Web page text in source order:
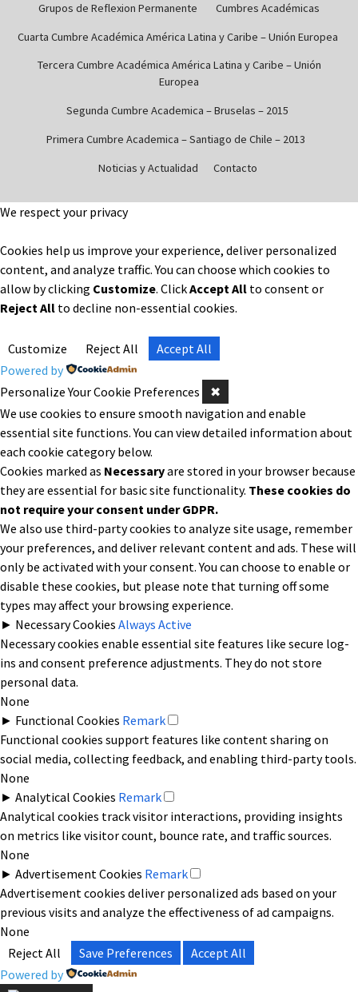
Grupos de Reflexion Permanente
Cumbres Académicas
Cuarta Cumbre Académica América Latina y Caribe – Unión Europea
Tercera Cumbre Académica América Latina y Caribe – Unión
Europea
Segunda Cumbre Academica – Bruselas – 2015
Primera Cumbre Academica – Santiago de Chile – 2013
Noticias y Actualidad
Contacto
We respect your privacy
Cookies help us improve your experience, deliver personalized
content, and analyze traffic. You can choose which cookies to
allow by clicking Customize. ClickAccept All to consent or
Reject All to decline non-essential cookies.
Customize Reject All
Accept All
Powered by
Personalize Your Cookie Preferences
✖
We use cookies to ensure smooth navigation and enable
essential site functions. You can view detailed information about
each cookie category below.
Cookies marked as Necessaryare stored in your browser because
they are essential for basic site functionality. These cookies do
not require your consent under GDPR.
We also use third-party cookies to analyze site usage, remember
your preferences, and deliver relevant content and ads. These will
only be activated with your consent. You can choose to enable or
disable these cookies, but please note that turning off some
types may affect your browsing experience.
► Necessary Cookies Always Active
Necessary cookies enable essential site features like secure log-
ins and consent preference adjustments. They do not store
personal data.
None
► Functional Cookies Remark
Functional cookies support features like content sharing on
social media, collecting feedback, and enabling third-party tools.
None
► Analytical Cookies Remark
Analytical cookies track visitor interactions, providing insights
on metrics like visitor count, bounce rate, and traffic sources.
None
► Advertisement Cookies Remark
Advertisement cookies deliver personalized ads based on your
previous visits and analyze the effectiveness of ad campaigns.
None
Reject All
Save Preferences
Accept All
Powered by